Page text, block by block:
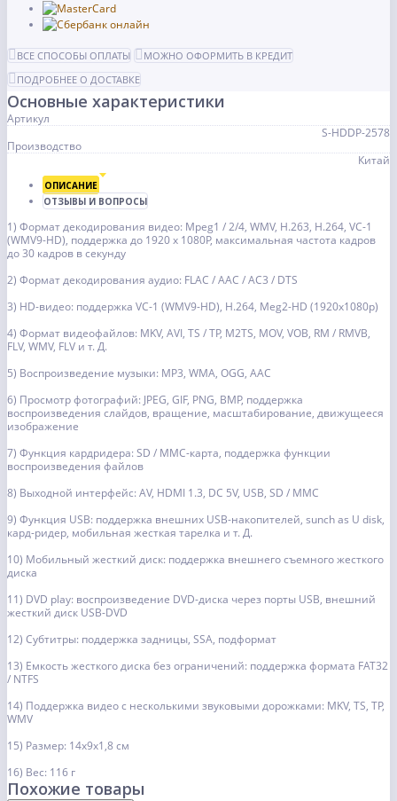
ВСЕ СПОСОБЫ ОПЛАТЫ
МОЖНО ОФОРМИТЬ В КРЕДИТ
ПОДРОБНЕЕ О ДОСТАВКЕ
Основные характеристики
Артикул
S-HDDP-2578
Производство
Китай
ОПИСАНИЕ
ОТЗЫВЫ И ВОПРОСЫ
1) Формат декодирования видео: Mpeg1 / 2/4, WMV, H.263, H.264, VC-1
(WMV9-HD), поддержка до 1920 x 1080P, максимальная частота кадров
до 30 кадров в секунду
2) Формат декодирования аудио: FLAC / AAC / AC3 ​​/ DTS
3) HD-видео: поддержка VC-1 (WMV9-HD), H.264, Meg2-HD (1920x1080p)
4) Формат видеофайлов: MKV, AVI, TS / TP, M2TS, MOV, VOB, RM / RMVB,
FLV, WMV, FLV и т. Д.
5) Воспроизведение музыки: MP3, WMA, OGG, AAC
6) Просмотр фотографий: JPEG, GIF, PNG, BMP, поддержка
воспроизведения слайдов, вращение, масштабирование, движущееся
изображение
7) Функция кардридера: SD / MMC-карта, поддержка функции
воспроизведения файлов
8) Выходной интерфейс: AV, HDMI 1.3, DC 5V, USB, SD / MMC
9) Функция USB: поддержка внешних USB-накопителей, sunch as U disk,
кард-ридер, мобильная жесткая тарелка и т. Д.
10) Мобильный жесткий диск: поддержка внешнего съемного жесткого
диска
11) DVD play: воспроизведение DVD-диска через порты USB, внешний
жесткий диск USB-DVD
12) Субтитры: поддержка задницы, SSA, подформат
13) Емкость жесткого диска без ограничений: поддержка формата FAT32
/ NTFS
14) Поддержка видео с несколькими звуковыми дорожками: MKV, TS, TP,
WMV
15) Размер: 14x9x1,8 см
16) Вес: 116 г
Похожие товары